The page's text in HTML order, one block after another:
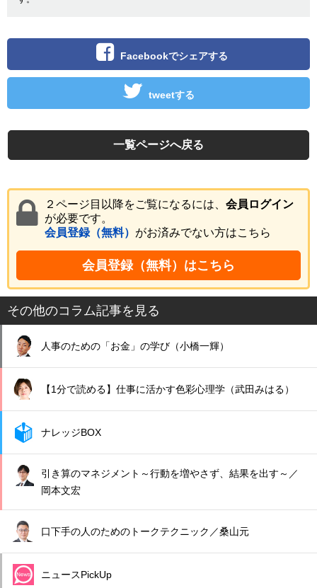
Facebookでシェアする
tweetする
一覧ページへ戻る
２ページ目以降をご覧になるには、 会員ログイン
が必要です。
会員登録（無料） がお済みでない方はこちら
会員登録（無料）はこちら
その他のコラム記事を見る
人事のための「お金」の学び（小橋一輝）
【1分で読める】仕事に活かす色彩心理学（武田みはる）
ナレッジBOX
引き算のマネジメント～行動を増やさず、結果を出す～／
岡本文宏
口下手の人のためのトークテクニック／桑山元
ニュースPickUp